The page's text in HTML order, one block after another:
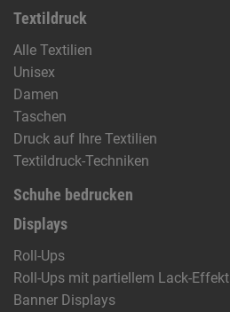
Textildruck
Alle Textilien
Unisex
Damen
Taschen
Druck auf Ihre Textilien
Textildruck-Techniken
Schuhe bedrucken
Displays
Roll-Ups
Roll-Ups mit partiellem Lack-Effekt
Banner Displays